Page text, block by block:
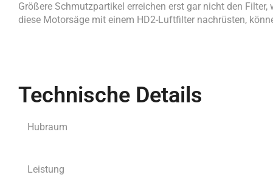
Größere Schmutzpartikel erreichen erst gar nicht den
diese Motorsäge mit einem HD2-Luftfilter nachrüsten,
Technische Details
Hubraum
Leistung